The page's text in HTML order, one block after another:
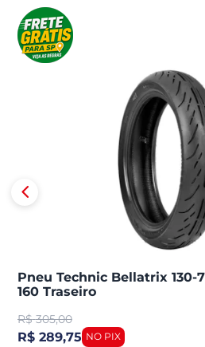
Pneu Technic Bellatrix 130-
160 Traseiro
R$ 305,00
R$ 289,75